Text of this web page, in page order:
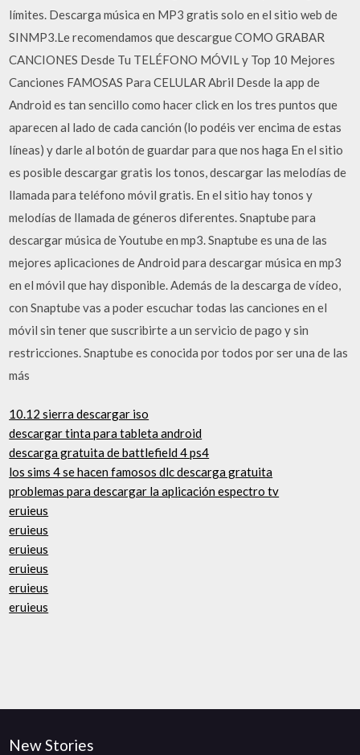
límites. Descarga música en MP3 gratis solo en el sitio web de
SINMP3.Le recomendamos que descargue COMO GRABAR
CANCIONES Desde Tu TELÉFONO MÓVIL y Top 10 Mejores
Canciones FAMOSAS Para CELULAR Abril Desde la app de
Android es tan sencillo como hacer click en los tres puntos que
aparecen al lado de cada canción (lo podéis ver encima de estas
líneas) y darle al botón de guardar para que nos haga En el sitio
es posible descargar gratis los tonos, descargar las melodías de
llamada para teléfono móvil gratis. En el sitio hay tonos y
melodías de llamada de géneros diferentes. Snaptube para
descargar música de Youtube en mp3. Snaptube es una de las
mejores aplicaciones de Android para descargar música en mp3
en el móvil que hay disponible. Además de la descarga de vídeo,
con Snaptube vas a poder escuchar todas las canciones en el
móvil sin tener que suscribirte a un servicio de pago y sin
restricciones. Snaptube es conocida por todos por ser una de las
más
10.12 sierra descargar iso
descargar tinta para tableta android
descarga gratuita de battlefield 4 ps4
los sims 4 se hacen famosos dlc descarga gratuita
problemas para descargar la aplicación espectro tv
eruieus
eruieus
eruieus
eruieus
eruieus
eruieus
New Stories